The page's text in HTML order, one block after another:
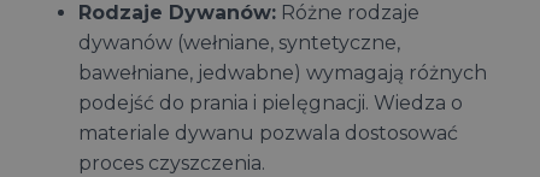
Rodzaje Dywanów: Różne rodzaje
dywanów (wełniane, syntetyczne,
bawełniane, jedwabne) wymagają różnych
podejść do prania i pielęgnacji. Wiedza o
materiale dywanu pozwala dostosować
proces czyszczenia.